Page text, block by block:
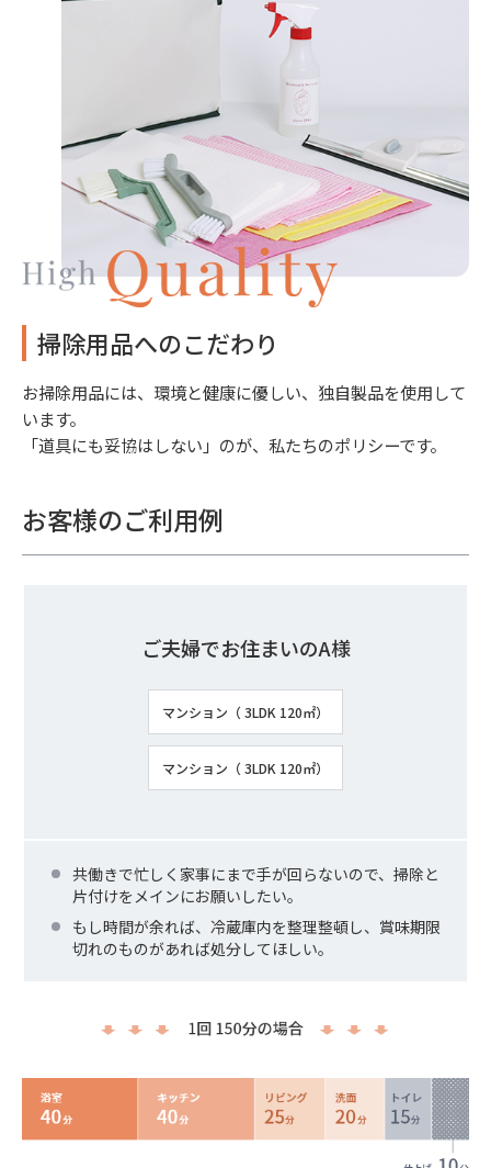
掃除用品へのこだわり
お掃除用品には、環境と健康に優しい、独自製品を使用して
います。
「道具にも妥協はしない」のが、私たちのポリシーです。
お客様のご利用例
ご夫婦でお住まいのA様
マンション（ 3LDK 120㎡）
マンション（ 3LDK 120㎡）
共働きで忙しく家事にまで手が回らないので、掃除と
片付けをメインにお願いしたい。
もし時間が余れば、冷蔵庫内を整理整頓し、賞味期限
切れのものがあれば処分してほしい。